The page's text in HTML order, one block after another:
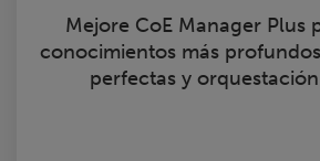
Mejore CoE Manager Plus
conocimientos más
perfectas y